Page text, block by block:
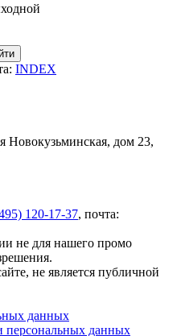
INDEX
Новокузьминская, дом 23,
120-17-37, почта:
не для нашего промо
не является публичной
данных
персональных данных